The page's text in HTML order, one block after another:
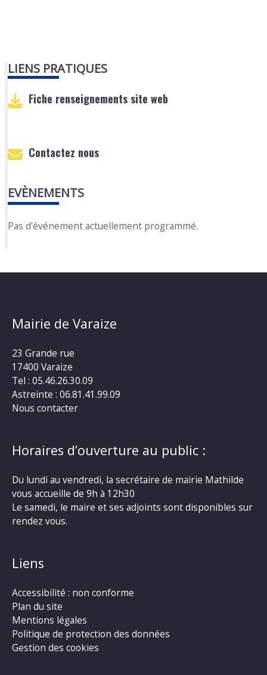
LIENS PRATIQUES
Fiche renseignements site web
Contactez nous
EVÈNEMENTS
Pas d'événement actuellement programmé.
Mairie de Varaize
23 Grande rue
17400 Varaize
Tel : 05.46.26.30.09
Astreinte : 06.81.41.99.09
Nous contacter
Horaires d’ouverture au public :
Du lundi au vendredi, la secrétaire de mairie Mathilde
vous accueille de 9h à 12h30
Le samedi, le maire et ses adjoints sont disponibles sur
rendez vous.
Liens
Accessibilité : non conforme
Plan du site
Mentions légales
Politique de protection des données
Gestion des cookies